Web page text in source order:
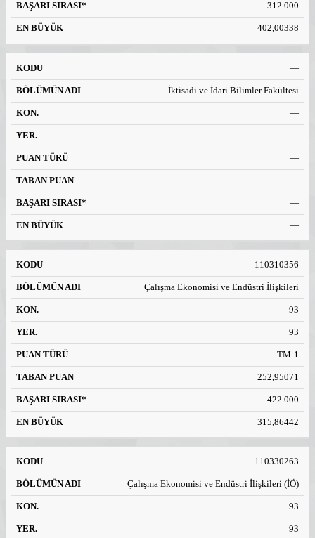
312.000
402,00338
—
İktisadi ve İdari Bilimler Fakültesi
—
—
—
—
—
—
110310356
Çalışma Ekonomisi ve Endüstri İlişkileri
93
93
TM-1
252,95071
422.000
315,86442
110330263
Çalışma Ekonomisi ve Endüstri İlişkileri (İÖ)
93
93